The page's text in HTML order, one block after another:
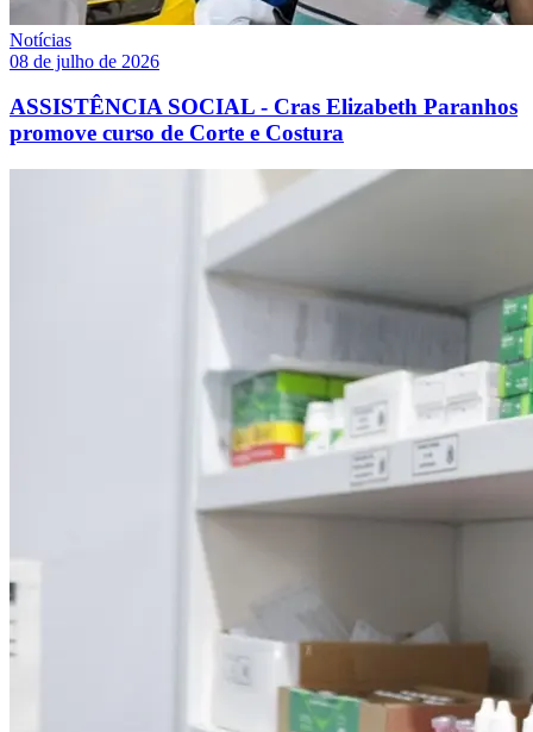
Notícias
08 de julho de 2026
ASSISTÊNCIA SOCIAL - Cras Elizabeth Paranhos
promove curso de Corte e Costura